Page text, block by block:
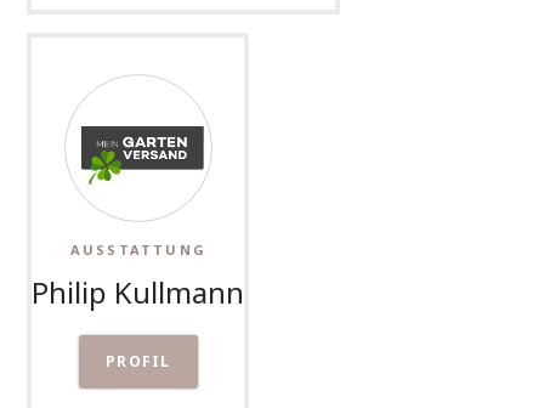
AUSSTATTUNG
Philip Kullmann
PROFIL